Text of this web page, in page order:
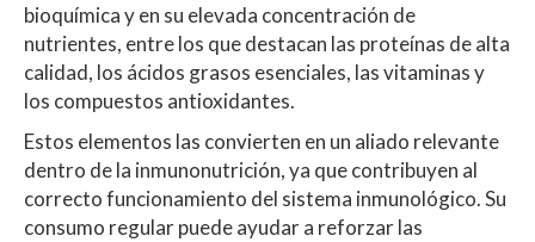
bioquímica y en su elevada concentración de
nutrientes, entre los que destacan las proteínas de alta
calidad, los ácidos grasos esenciales, las vitaminas y
los compuestos antioxidantes.
Estos elementos las convierten en un aliado relevante
dentro de la inmunonutrición, ya que contribuyen al
correcto funcionamiento del sistema inmunológico. Su
consumo regular puede ayudar a reforzar las